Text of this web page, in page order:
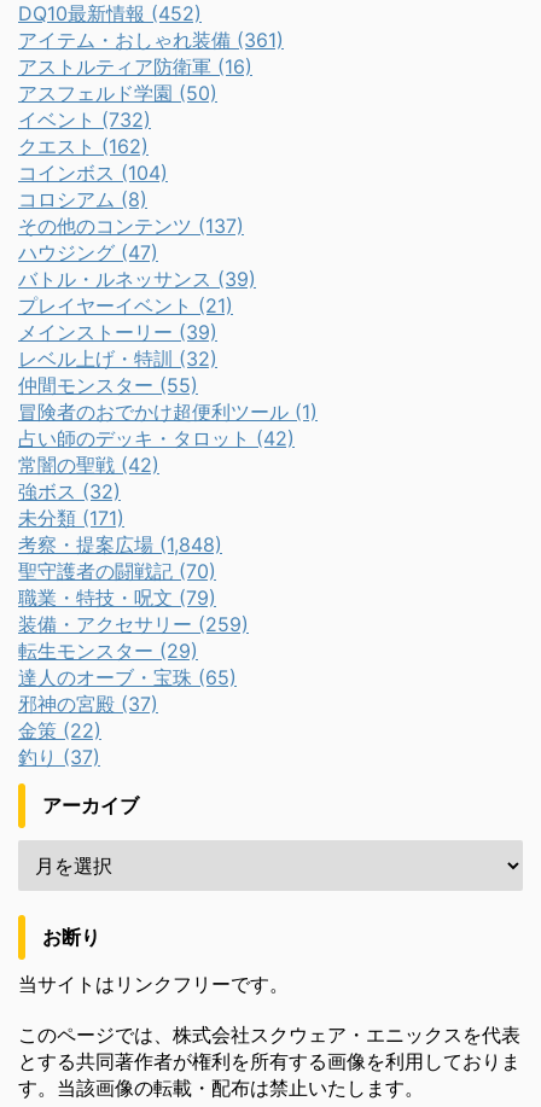
DQ10最新情報 (452)
アイテム・おしゃれ装備 (361)
アストルティア防衛軍 (16)
アスフェルド学園 (50)
イベント (732)
クエスト (162)
コインボス (104)
コロシアム (8)
その他のコンテンツ (137)
ハウジング (47)
バトル・ルネッサンス (39)
プレイヤーイベント (21)
メインストーリー (39)
レベル上げ・特訓 (32)
仲間モンスター (55)
冒険者のおでかけ超便利ツール (1)
占い師のデッキ・タロット (42)
常闇の聖戦 (42)
強ボス (32)
未分類 (171)
考察・提案広場 (1,848)
聖守護者の闘戦記 (70)
職業・特技・呪文 (79)
装備・アクセサリー (259)
転生モンスター (29)
達人のオーブ・宝珠 (65)
邪神の宮殿 (37)
金策 (22)
釣り (37)
アーカイブ
お断り
当サイトはリンクフリーです。
このページでは、株式会社スクウェア・エニックスを代表
とする共同著作者が権利を所有する画像を利用しておりま
す。当該画像の転載・配布は禁止いたします。